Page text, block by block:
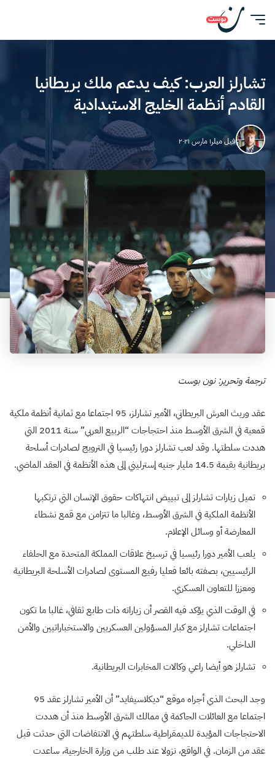
تشارلز العرب: كيف يدعم ملك بريطانيا
القادم أنظمة الخليج الاستبدادية
فيل ميلر١ مارس ٢٠٢١
ترجمة وتحرير: نون بوست
عقد وريث العرش البريطاني، الأمير تشارلز، 95 اجتماعا مع ثمانية أنظمة ملكية
قمعية في الشرق الأوسط منذ احتجاجات “الربيع العربي” سنة 2011 التي
هددت سلطتها. وقد لعب تشارلز دورا رئيسيا في الترويج لصادرات أسلحة
بريطانية بقيمة 14.5 مليار جنيه إسترليني إلى هذه الأنظمة في العقد الماضي.
تميل زيارات تشارلز إلى تبييض انتهاكات حقوق الإنسان التي ترتكبها
الأنظمة الملكية في الشرق الأوسط، وغالبا ما تتزامن مع قمع نشطاء
المعارضة أو وسائل الإعلام.
يلعب الأمير دورا رئيسيا في ترسيخ علاقات المملكة المتحدة مع الحلفاء
الرئيسيين، بصفته بائعا فعليا رفيع المستوى لصادرات الأسلحة البريطانية
ومعززا للتعاون العسكري.
في الوقت الذي يؤكد فيه القصر أن زياراته ذات طابع ثقافي، غالبا ما تكون
اجتماعات تشارلز مع كبار المسؤولين العسكريين والاستخباراتيين والأمن
الداخلي.
تشارلز هو أيضا راعي وكالات المخابرات البريطانية.
وجد البحث الذي أجراه موقع “ديكلاسيفايد” أن الأمير تشارلز عقد 95
اجتماعا مع العائلات الحاكمة في ممالك الشرق الأوسط منذ أن هددت
الاحتجاجات المؤيدة للديمقراطية سلطتهم في الانتفاضات التي حدثت قبل
عقد من الزمان. في الواقع، نزولا عند طلب من وزارة الخارجية، ساعدت